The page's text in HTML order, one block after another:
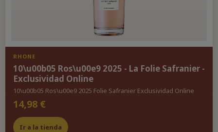
RHONE
10\u00b05 Ros\u00e9 2025 - La Folie Safranier -
Exclusividad Online
10\u00b05 Ros\u00e9 2025 Folie Safranier Exclusividad Online
14,98 €
Ir a la tienda